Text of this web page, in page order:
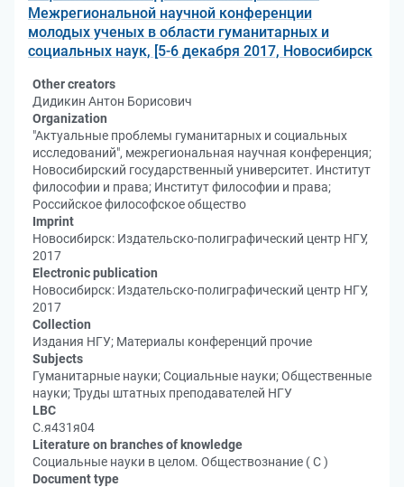
Межрегиональной научной конференции
молодых ученых в области гуманитарных и
социальных наук, [5-6 декабря 2017, Новосибирск
Other creators
Дидикин Антон Борисович
Organization
"Актуальные проблемы гуманитарных и социальных
исследований", межрегиональная научная конференция;
Новосибирский государственный университет. Институт
философии и права; Институт философии и права;
Российское философское общество
Imprint
Новосибирск: Издательско-полиграфический центр НГУ,
2017
Electronic publication
Новосибирск: Издательско-полиграфический центр НГУ,
2017
Collection
Издания НГУ; Материалы конференций прочие
Subjects
Гуманитарные науки; Социальные науки; Общественные
науки; Труды штатных преподавателей НГУ
LBC
С.я431я04
Literature on branches of knowledge
Социальные науки в целом. Обществознание ( С )
Document type